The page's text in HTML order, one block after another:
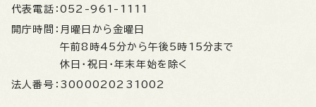
代表電話： 052-961-1111
開庁時間： 月曜日から金曜日
午前8時45分から午後5時15分まで
休日・祝日・年末年始を除く
法人番号： 3000020231002